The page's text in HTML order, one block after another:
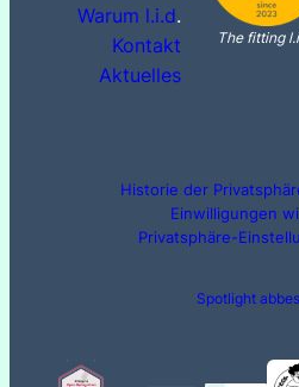
Warum l.i.d.
Kontakt
Aktuelles
The fitting
Historie der
Einwilligungen
Privatsphäre-
Spotlight